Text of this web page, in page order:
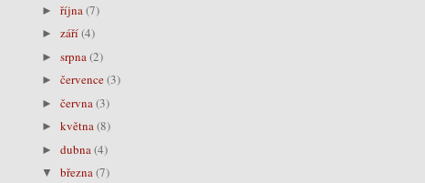
► října(7)
► září(4)
► srpna(2)
► července(3)
► června(3)
► května(8)
► dubna(4)
▼ března(7)